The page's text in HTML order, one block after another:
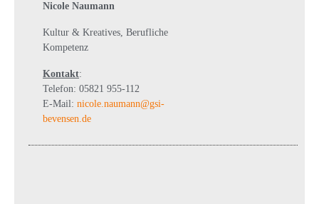
Nicole Naumann
Kultur & Kreatives, Berufliche
Kompetenz
Kontakt:
Telefon: 05821 955-112
E-Mail: nicole.naumann@gsi-
bevensen.de